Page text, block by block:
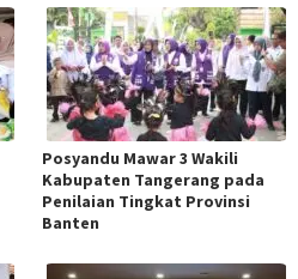
Posyandu Mawar 3 Wakili
Kabupaten Tangerang pada
Penilaian Tingkat Provinsi
Banten